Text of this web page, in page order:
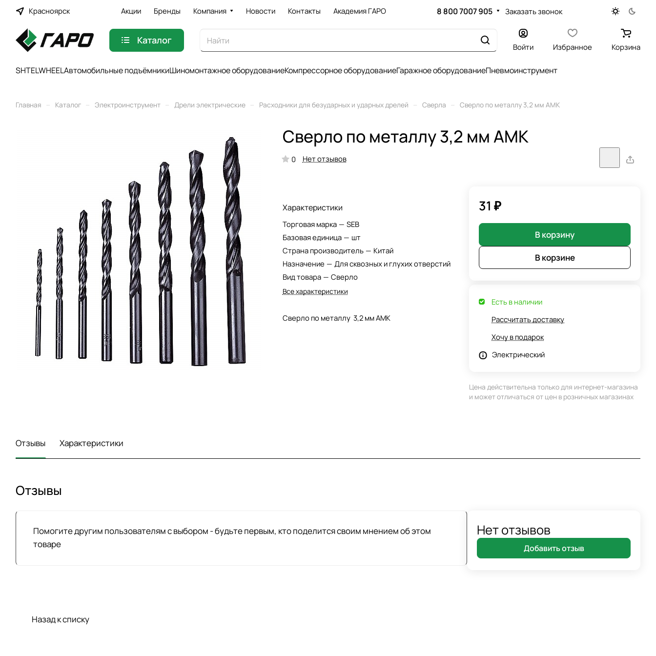
Красноярск Акции Бренды Компания Новости Контакты Академия ГАРО 8 800 7007 905 Заказать звонок
Каталог
Войти Избранное Корзина
SHTELWHEELАвтомобильные подъёмникиШиномонтажное оборудованиеКомпрессорное оборудованиеГаражное оборудованиеПневмоинструмент
Главная – Каталог – Электроинструмент – Дрели электрические – Расходники для безударных и ударных дрелей – Сверла – Сверло по металлу 3,2 мм АМК
Сверло по металлу 3,2 мм АМК
0 Нет отзывов
Характеристики
Торговая марка — SEB
Базовая единица — шт
Страна производитель — Китай
Назначение — Для сквозных и глухих отверстий
Вид товара — Сверло
Все характеристики
Сверло по металлу 3,2 мм АМК
31 ₽
В корзину
В корзине
Есть в наличии
Рассчитать доставку
Хочу в подарок
Электрический
Цена действительна только для интернет-магазина
и может отличаться от цен в розничных магазинах
Отзывы Характеристики
Отзывы
Помогите другим пользователям с выбором - будьте первым, кто поделится своим мнением об этом
товаре
Нет отзывов
Добавить отзыв
Назад к списку